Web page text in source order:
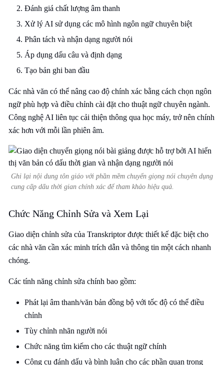
Đánh giá chất lượng âm thanh
Xử lý AI sử dụng các mô hình ngôn ngữ chuyên biệt
Phân tách và nhận dạng người nói
Áp dụng dấu câu và định dạng
Tạo bản ghi ban đầu
Các nhà văn có thể nâng cao độ chính xác bằng cách chọn ngôn
ngữ phù hợp và điều chỉnh cài đặt cho thuật ngữ chuyên ngành.
Công nghệ AI liên tục cải thiện thông qua học máy, trở nên chính
xác hơn với mỗi lần phiên âm.
Ghi lại nội dung tôn giáo với phần mềm chuyển giọng nói chuyên dụng
cung cấp dấu thời gian chính xác để tham khảo hiệu quả.
Chức Năng Chỉnh Sửa và Xem Lại
Giao diện chỉnh sửa của Transkriptor được thiết kế đặc biệt cho
các nhà văn cần xác minh trích dẫn và thông tin một cách nhanh
chóng.
Các tính năng chỉnh sửa chính bao gồm:
Phát lại âm thanh/văn bản đồng bộ với tốc độ có thể điều
chỉnh
Tùy chỉnh nhãn người nói
Chức năng tìm kiếm cho các thuật ngữ chính
Công cụ đánh dấu và bình luận cho các phần quan trọng